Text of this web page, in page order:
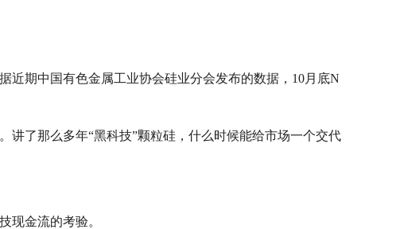
近期中国有色金属工业协会硅业分会发布的数据，10月底N
了那么多年“黑科技”颗粒硅，什么时候能给市场一个交代
现金流的考验。